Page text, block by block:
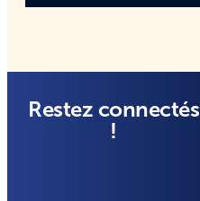
Restez connectés
!